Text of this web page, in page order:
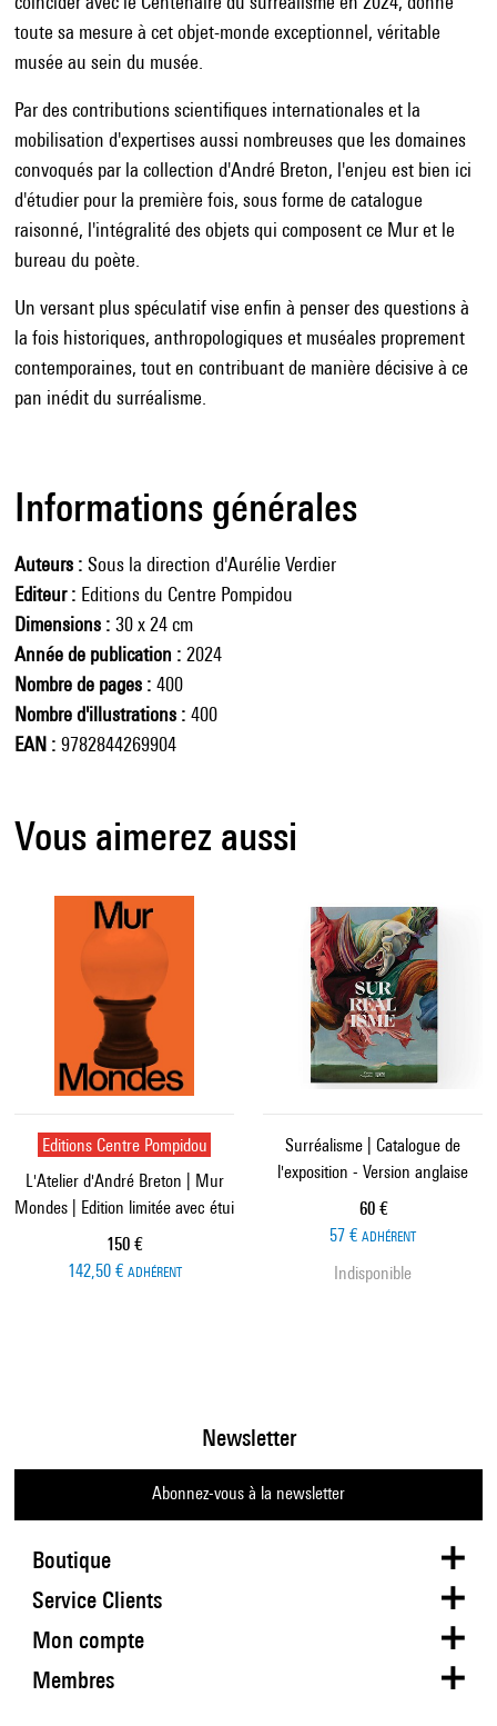
toute sa mesure à cet objet-monde exceptionnel, véritable
musée au sein du musée.
Par des contributions scientifiques internationales et la
mobilisation d'expertises aussi nombreuses que les domaines
convoqués par la collection d'André Breton, l'enjeu est bien ici
d'étudier pour la première fois, sous forme de catalogue
raisonné, l'intégralité des objets qui composent ce Mur et le
bureau du poète.
Un versant plus spéculatif vise enfin à penser des questions à
la fois historiques, anthropologiques et muséales proprement
contemporaines, tout en contribuant de manière décisive à ce
pan inédit du surréalisme.
Informations générales
Auteurs
Sous la direction d'Aurélie Verdier
Editeur
Editions du Centre Pompidou
Dimensions
30 x 24 cm
Année de publication
2024
Nombre de pages
400
Nombre d'illustrations
400
EAN
9782844269904
Vous aimerez aussi
Editions Centre Pompidou
L'Atelier d'André Breton | Mur
Mondes | Edition limitée avec étui
Prix ​​actuel
150 €
142,50 € ADHÉRENT
Surréalisme | Catalogue de
l'exposition - Version anglaise
Prix ​​actuel
60 €
57 € ADHÉRENT
Indisponible
Boutique
Newsletter
Abonnez-vous à la newsletter
Service Clients
Mon compte
Membres